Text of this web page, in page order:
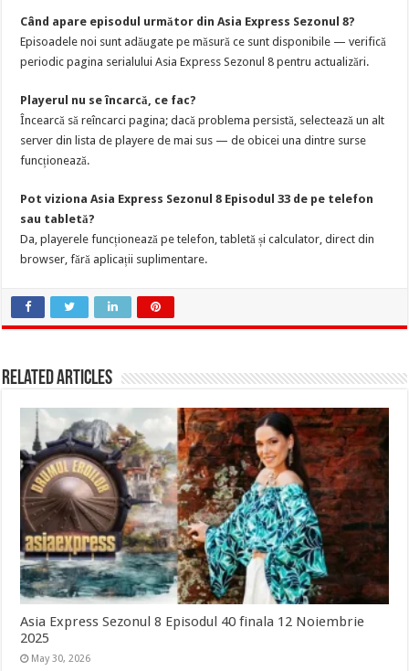
Când apare episodul următor din Asia Express Sezonul 8?
Episoadele noi sunt adăugate pe măsură ce sunt disponibile — verifică
periodic pagina serialului Asia Express Sezonul 8 pentru actualizări.
Playerul nu se încarcă, ce fac?
Încearcă să reîncarci pagina; dacă problema persistă, selectează un alt
server din lista de playere de mai sus — de obicei una dintre surse
funcționează.
Pot viziona Asia Express Sezonul 8 Episodul 33 de pe telefon
sau tabletă?
Da, playerele funcționează pe telefon, tabletă și calculator, direct din
browser, fără aplicații suplimentare.
Related Articles
Asia Express Sezonul 8 Episodul 40 finala 12 Noiembrie
2025
May 30, 2026